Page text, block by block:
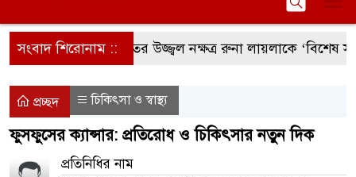
সংবাদ শিরোনাম ::
সংগীতের উজ্জ্বল নক্ষত্র রুনা লায়লাকে ‘বিশেষ
প্রচ্ছদ চিকিৎসা ও স্বাস্থ্য
ফুসফুসের ক্যান্সার: প্রতিরোধ ও চিকিৎসার নতুন দিক
প্রতিনিধির নাম